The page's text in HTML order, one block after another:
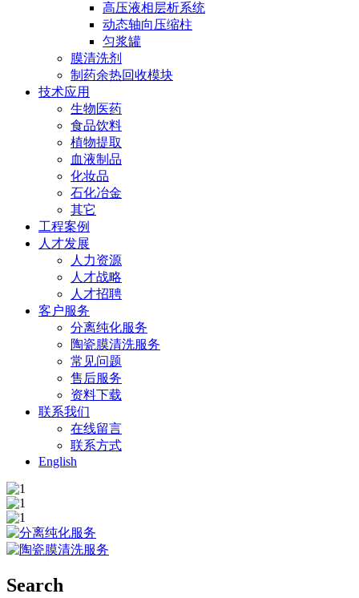
高压液相层析系统
动态轴向压缩柱
匀浆罐
膜清洗剂
制药余热回收模块
技术应用
生物医药
食品饮料
植物提取
血液制品
化妆品
石化冶金
其它
工程案例
人才发展
人力资源
人才战略
人才招聘
客户服务
分离纯化服务
陶瓷膜清洗服务
常见问题
售后服务
资料下载
联系我们
在线留言
联系方式
English
Search